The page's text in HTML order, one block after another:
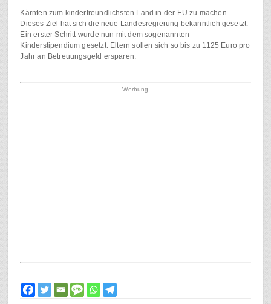
Kärnten zum kinderfreundlichsten Land in der EU zu machen.
Dieses Ziel hat sich die neue Landesregierung bekanntlich gesetzt.
Ein erster Schritt wurde nun mit dem sogenannten
Kinderstipendium gesetzt. Eltern sollen sich so bis zu 1125 Euro pro
Jahr an Betreuungsgeld ersparen.
Werbung